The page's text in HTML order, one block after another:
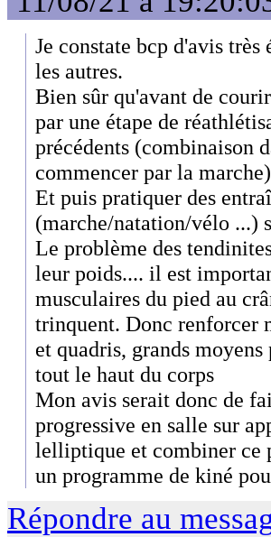
Je constate bcp d'avis
les autres.
Bien sûr qu'avant de
par une étape de
précédents (combinaison
commencer par la
Et puis pratiquer des
(marche/natation/vélo ...)
Le problème des
leur poids.... il est
musculaires du pied au
trinquent. Donc renforcer
et quadris, grands
tout le haut du corps
Mon avis serait donc de
progressive en salle sur
lelliptique et combiner ce
un programme de kiné
Répondre au